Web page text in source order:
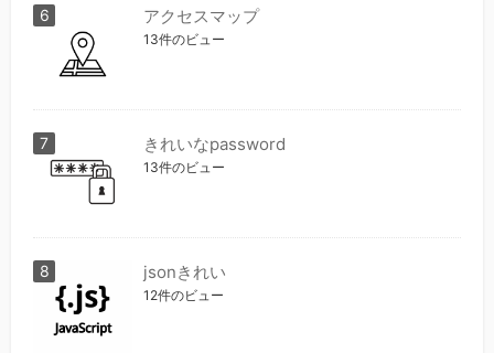
アクセスマップ
13件のビュー
きれいなpassword
13件のビュー
jsonきれい
12件のビュー